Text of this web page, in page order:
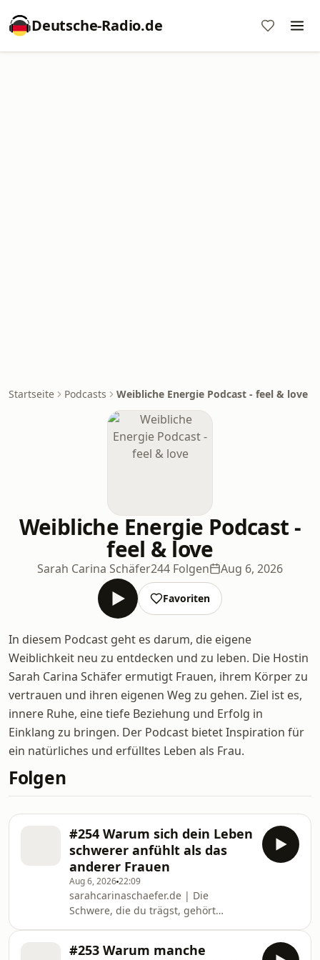
Deutsche-Radio.de
Startseite Podcasts Weibliche Energie Podcast - feel & love
Weibliche Energie Podcast -
feel & love
Sarah Carina Schäfer244 Folgen Aug 6, 2026
Favoriten
In diesem Podcast geht es darum, die eigene
Weiblichkeit neu zu entdecken und zu leben. Die Hostin
Sarah Carina Schäfer ermutigt Frauen, ihrem Körper zu
vertrauen und ihren eigenen Weg zu gehen. Ziel ist es,
innere Ruhe, eine tiefe Beziehung und Erfolg in
Einklang zu bringen. Der Podcast bietet Inspiration für
ein natürliches und erfülltes Leben als Frau.
Folgen
#254 Warum sich dein Leben
schwerer anfühlt als das
anderer Frauen
Aug 6, 202622:09
sarahcarinaschaefer.de | Die
Schwere, die du trägst, gehört
leichteres Leben. Aber manche
#253 Warum manche